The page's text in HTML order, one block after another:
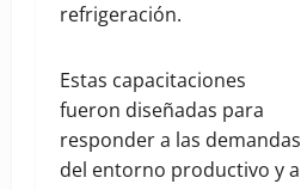
refrigeración.
Estas capacitaciones
fueron diseñadas para
responder a las demandas
del entorno productivo y a